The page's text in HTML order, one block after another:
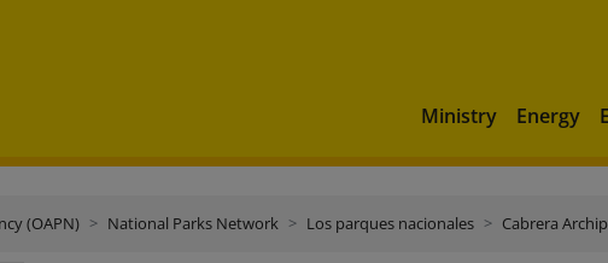
Ministry Energy
(OAPN) National Parks Network Los parques nacionales Cabrera